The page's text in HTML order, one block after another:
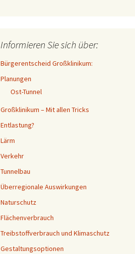
Informieren Sie sich über:
Bürgerentscheid Großklinikum:
Planungen
Ost-Tunnel
Großklinikum – Mit allen Tricks
Entlastung?
Lärm
Verkehr
Tunnelbau
Überregionale Auswirkungen
Naturschutz
Flächenverbrauch
Treibstoffverbrauch und Klimaschutz
Gestaltungsoptionen